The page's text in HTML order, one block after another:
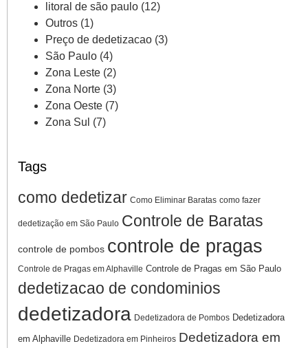
litoral de são paulo (12)
Outros (1)
Preço de dedetizacao (3)
São Paulo (4)
Zona Leste (2)
Zona Norte (3)
Zona Oeste (7)
Zona Sul (7)
Tags
como dedetizar Como Eliminar Baratas como fazer
dedetização em São Paulo Controle de Baratas
controle de pombos controle de pragas
Controle de Pragas em Alphaville Controle de Pragas em São Paulo
dedetizacao de condominios
dedetizadora Dedetizadora de Pombos Dedetizadora
em Alphaville Dedetizadora em Pinheiros Dedetizadora em